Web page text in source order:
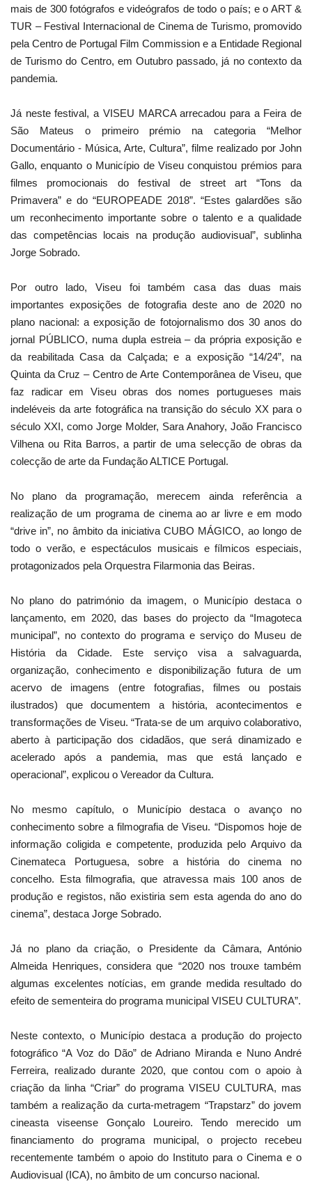
mais de 300 fotógrafos e videógrafos de todo o país; e o ART &
TUR – Festival Internacional de Cinema de Turismo, promovido
pela Centro de Portugal Film Commission e a Entidade Regional
de Turismo do Centro, em Outubro passado, já no contexto da
pandemia.
Já neste festival, a VISEU MARCA arrecadou para a Feira de
São Mateus o primeiro prémio na categoria “Melhor
Documentário - Música, Arte, Cultura”, filme realizado por John
Gallo, enquanto o Município de Viseu conquistou prémios para
filmes promocionais do festival de street art “Tons da
Primavera” e do “EUROPEADE 2018”. “Estes galardões são
um reconhecimento importante sobre o talento e a qualidade
das competências locais na produção audiovisual”, sublinha
Jorge Sobrado.
Por outro lado, Viseu foi também casa das duas mais
importantes exposições de fotografia deste ano de 2020 no
plano nacional: a exposição de fotojornalismo dos 30 anos do
jornal PÚBLICO, numa dupla estreia – da própria exposição e
da reabilitada Casa da Calçada; e a exposição “14/24”, na
Quinta da Cruz – Centro de Arte Contemporânea de Viseu, que
faz radicar em Viseu obras dos nomes portugueses mais
indeléveis da arte fotográfica na transição do século XX para o
século XXI, como Jorge Molder, Sara Anahory, João Francisco
Vilhena ou Rita Barros, a partir de uma selecção de obras da
colecção de arte da Fundação ALTICE Portugal.
No plano da programação, merecem ainda referência a
realização de um programa de cinema ao ar livre e em modo
“drive in”, no âmbito da iniciativa CUBO MÁGICO, ao longo de
todo o verão, e espectáculos musicais e fílmicos especiais,
protagonizados pela Orquestra Filarmonia das Beiras.
No plano do património da imagem, o Município destaca o
lançamento, em 2020, das bases do projecto da “Imagoteca
municipal”, no contexto do programa e serviço do Museu de
História da Cidade. Este serviço visa a salvaguarda,
organização, conhecimento e disponibilização futura de um
acervo de imagens (entre fotografias, filmes ou postais
ilustrados) que documentem a história, acontecimentos e
transformações de Viseu. “Trata-se de um arquivo colaborativo,
aberto à participação dos cidadãos, que será dinamizado e
acelerado após a pandemia, mas que está lançado e
operacional”, explicou o Vereador da Cultura.
No mesmo capítulo, o Município destaca o avanço no
conhecimento sobre a filmografia de Viseu. “Dispomos hoje de
informação coligida e competente, produzida pelo Arquivo da
Cinemateca Portuguesa, sobre a história do cinema no
concelho. Esta filmografia, que atravessa mais 100 anos de
produção e registos, não existiria sem esta agenda do ano do
cinema”, destaca Jorge Sobrado.
Já no plano da criação, o Presidente da Câmara, António
Almeida Henriques, considera que “2020 nos trouxe também
algumas excelentes notícias, em grande medida resultado do
efeito de sementeira do programa municipal VISEU CULTURA”.
Neste contexto, o Município destaca a produção do projecto
fotográfico “A Voz do Dão” de Adriano Miranda e Nuno André
Ferreira, realizado durante 2020, que contou com o apoio à
criação da linha “Criar” do programa VISEU CULTURA, mas
também a realização da curta-metragem “Trapstarz” do jovem
cineasta viseense Gonçalo Loureiro. Tendo merecido um
financiamento do programa municipal, o projecto recebeu
recentemente também o apoio do Instituto para o Cinema e o
Audiovisual (ICA), no âmbito de um concurso nacional.